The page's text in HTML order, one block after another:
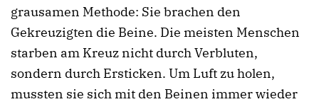
grausamen Methode: Sie brachen den
Gekreuzigten die Beine. Die meisten Menschen
starben am Kreuz nicht durch Verbluten,
sondern durch Ersticken. Um Luft zu holen,
mussten sie sich mit den Beinen immer wieder